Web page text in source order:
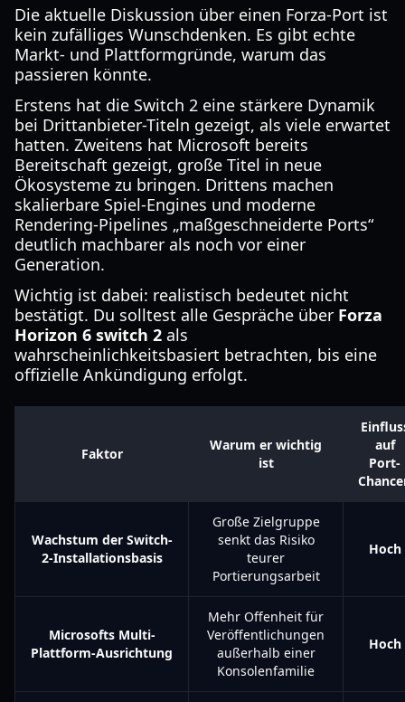
Die aktuelle Diskussion über einen Forza-Port ist
kein zufälliges Wunschdenken. Es gibt echte
Markt- und Plattformgründe, warum das
passieren könnte.
Erstens hat die Switch 2 eine stärkere Dynamik
bei Drittanbieter-Titeln gezeigt, als viele erwartet
hatten. Zweitens hat Microsoft bereits
Bereitschaft gezeigt, große Titel in neue
Ökosysteme zu bringen. Drittens machen
skalierbare Spiel-Engines und moderne
Rendering-Pipelines „maßgeschneiderte Ports“
deutlich machbarer als noch vor einer
Generation.
Wichtig ist dabei: realistisch bedeutet nicht
bestätigt. Du solltest alle Gespräche über Forza
Horizon 6 switch 2 als
wahrscheinlichkeitsbasiert betrachten, bis eine
offizielle Ankündigung erfolgt.
Faktor
Warum er wichtig
ist
auf
Port-
Wachstum der Switch-
2-Installationsbasis
Große Zielgruppe
senkt das Risiko
teurer
Portierungsarbeit
Hoch
Microsofts Multi-
Plattform-Ausrichtung
Mehr Offenheit für
Veröffentlichungen
außerhalb einer
Konsolenfamilie
Hoch